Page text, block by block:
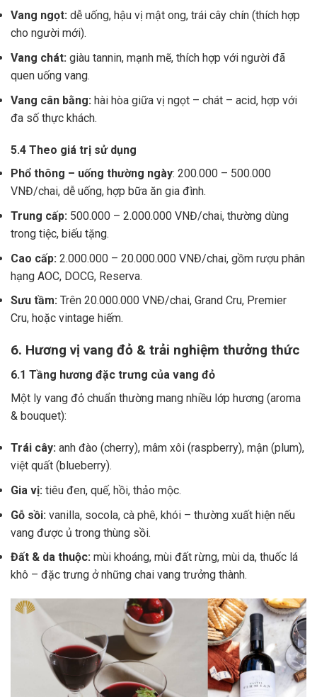
Vang ngọt: dễ uống, hậu vị mật ong, trái cây chín (thích hợp
cho người mới).
Vang chát: giàu tannin, mạnh mẽ, thích hợp với người đã
quen uống vang.
Vang cân bằng: hài hòa giữa vị ngọt – chát – acid, hợp với
đa số thực khách.
5.4 Theo giá trị sử dụng
Phổ thông – uống thường ngày: 200.000 – 500.000
VNĐ/chai, dễ uống, hợp bữa ăn gia đình.
Trung cấp: 500.000 – 2.000.000 VNĐ/chai, thường dùng
trong tiệc, biếu tặng.
Cao cấp: 2.000.000 – 20.000.000 VNĐ/chai, gồm rượu phân
hạng AOC, DOCG, Reserva.
Sưu tầm: Trên 20.000.000 VNĐ/chai, Grand Cru, Premier
Cru, hoặc vintage hiếm.
6. Hương vị vang đỏ & trải nghiệm thưởng thức
6.1 Tầng hương đặc trưng của vang đỏ
Một ly vang đỏ chuẩn thường mang nhiều lớp hương (aroma
& bouquet):
Trái cây: anh đào (cherry), mâm xôi (raspberry), mận (plum),
việt quất (blueberry).
Gia vị: tiêu đen, quế, hồi, thảo mộc.
Gỗ sồi: vanilla, socola, cà phê, khói – thường xuất hiện nếu
vang được ủ trong thùng sồi.
Đất & da thuộc: mùi khoáng, mùi đất rừng, mùi da, thuốc lá
khô – đặc trưng ở những chai vang trưởng thành.